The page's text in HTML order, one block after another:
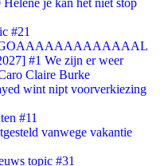
je kan het niet stop
#21
GOAAAAAAAAAAAAAL
#1 We zijn er weer
Claire Burke
wint nipt voorverkiezing
#11
vanwege vakantie
topic #31